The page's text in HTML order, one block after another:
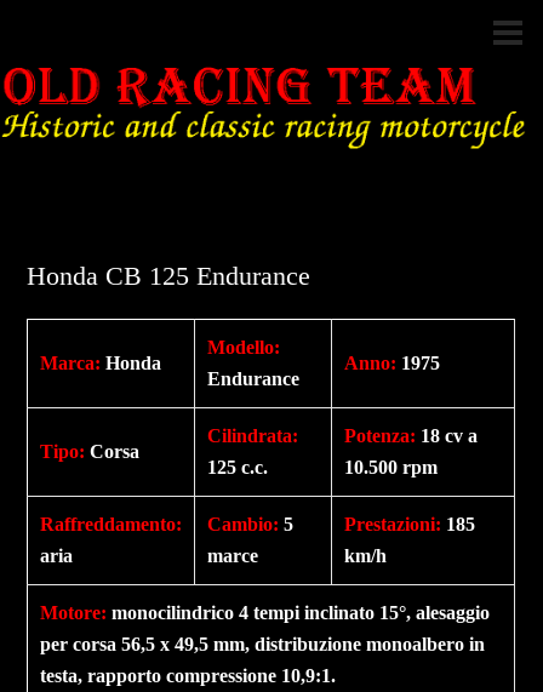
Honda CB 125 Endurance
Marca: Honda
Modello:
Endurance
Anno: 1975
Tipo: Corsa
Cilindrata:
125 c.c.
Potenza: 18 cv a
10.500 rpm
Raffreddamento:
aria
Cambio: 5
marce
Prestazioni: 185
km/h
Motore: monocilindrico 4 tempi inclinato 15°, alesaggio
per corsa 56,5 x 49,5 mm, distribuzione monoalbero in
testa, rapporto compressione 10,9:1.